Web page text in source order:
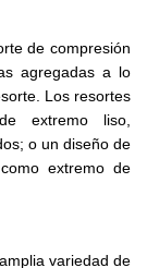
de compresión
agregadas a lo
Los resortes
extremo liso,
o un diseño de
extremo de
variedad de